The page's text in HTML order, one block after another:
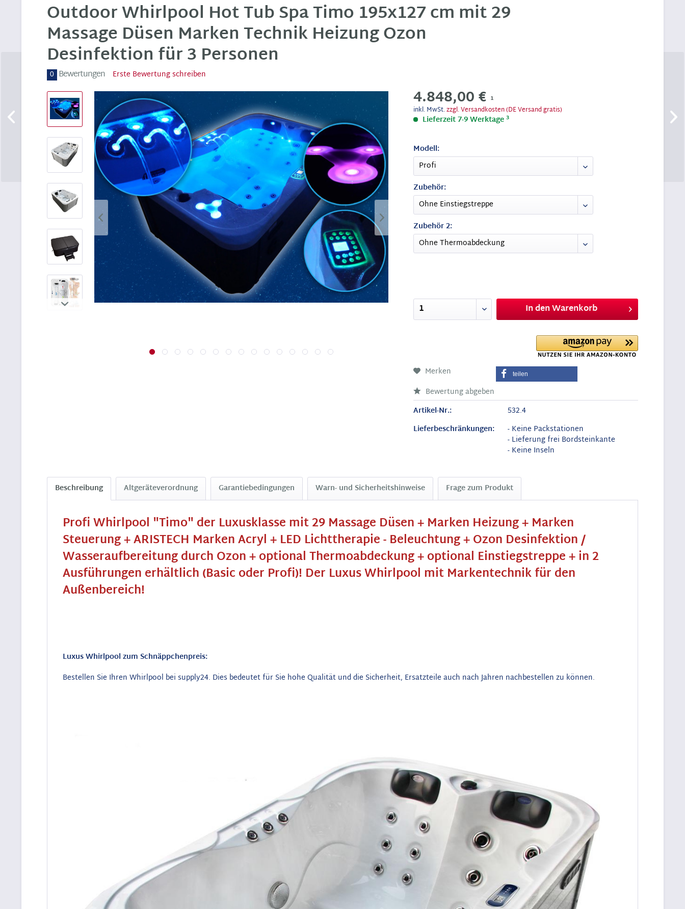
Outdoor Whirlpool Hot Tub Spa Timo 195x127 cm mit 29
Massage Düsen Marken Technik Heizung Ozon
Desinfektion für 3 Personen
0 Bewertungen Erste Bewertung schreiben
4.848,00 € 1
inkl. MwSt.zzgl. Versandkosten (DE Versand gratis)
Lieferzeit 7-9 Werktage3
Modell:
Zubehör:
Zubehör 2:
In denWarenkorb
Merken teilen
Bewertung abgeben
Artikel-Nr.:
532.4
Lieferbeschränkungen:
- Keine Packstationen
- Lieferung frei Bordsteinkante
- Keine Inseln
Beschreibung Altgeräteverordnung Garantiebedingungen Warn- und Sicherheitshinweise Frage zum Produkt
Profi Whirlpool "Timo" der Luxusklasse mit 29 Massage Düsen + Marken Heizung + Marken
Steuerung + ARISTECH Marken Acryl + LED Lichttherapie - Beleuchtung + Ozon Desinfektion /
Wasseraufbereitung durch Ozon + optional Thermoabdeckung + optional Einstiegstreppe + in 2
Ausführungen erhältlich (Basic oder Profi)! Der Luxus Whirlpool mit Markentechnik für den
Außenbereich!
Luxus Whirlpool zum Schnäppchenpreis:
Bestellen Sie Ihren Whirlpool bei supply24. Dies bedeutet für Sie hohe Qualität und die Sicherheit, Ersatzteile auch nach Jahren nachbestellen zu können.